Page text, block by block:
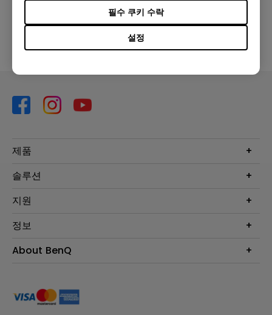
설정
필수 쿠키 수락
네 아니요
제품
프로젝터
조명
솔루션
Eye-Care 모니터
e스포츠
비즈니스 디스플레이
지원
문의
서비스센터
정보
프로젝터 거리계산기
About BenQ
사회적 책임
뉴스